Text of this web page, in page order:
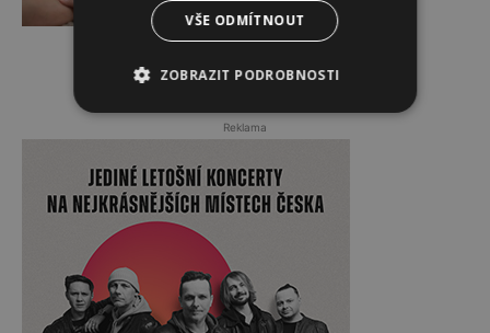
Reklama
VŠE ODMÍTNOUT
ZOBRAZIT PODROBNOSTI